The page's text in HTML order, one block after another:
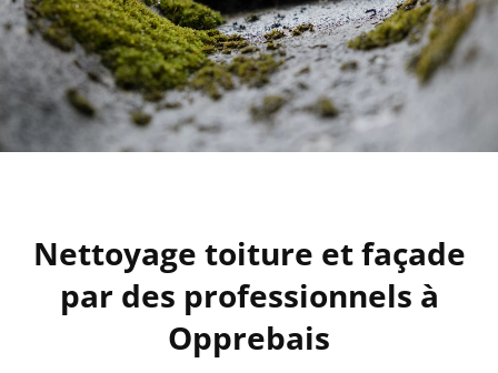
Nettoyage toiture et façade
par des professionnels à
Opprebais